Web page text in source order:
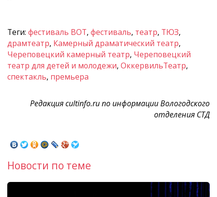
Теги: фестиваль ВОТ, фестиваль, театр, ТЮЗ,
драмтеатр, Камерный драматический театр,
Череповецкий камерный театр, Череповецкий
театр для детей и молодежи, ОккервильТеатр,
спектакль, премьера
Редакция cultinfo.ru по информации Вологодского
отделения СТД
Новости по теме